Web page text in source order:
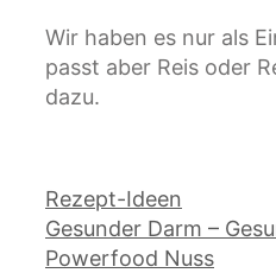
Wir haben es nur als
passt aber Reis oder
dazu.
Kategorien
Rezept-Ideen
Gesunder Darm –
Powerfood Nuss